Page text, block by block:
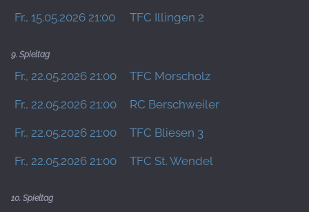
Fr., 15.05.2026 21:00 TFC Illingen 2
9. Spieltag
Fr., 22.05.2026 21:00 TFC Morscholz
Fr., 22.05.2026 21:00 RC Berschweiler
Fr., 22.05.2026 21:00 TFC Bliesen 3
Fr., 22.05.2026 21:00 TFC St. Wendel
10. Spieltag